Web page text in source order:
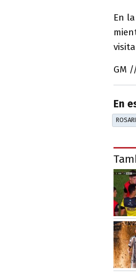
En
GM
En